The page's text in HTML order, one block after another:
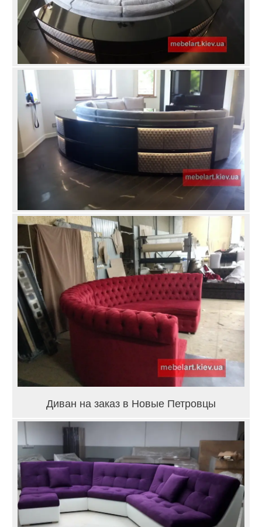
Диван на заказ в Новые Петровцы